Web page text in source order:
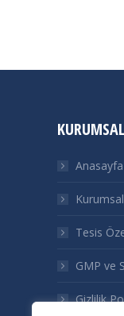
KURUMSAL
Anasayfa
Kurumsal
Tesis
GMP ve
Gizlilik